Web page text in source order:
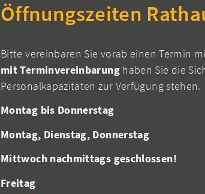
Öffnungszeiten
Bitte vereinbaren Sie vorab einen Termin
mit Terminvereinbarunghaben Sie die
Personalkapazitäten zur Verfügung stehen.
Montag bis Donnerstag
Montag, Dienstag, Donnerstag
Mittwoch nachmittags geschlossen!
Freitag